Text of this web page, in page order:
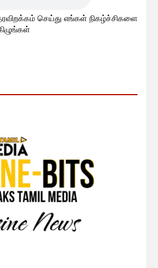
செய்து எங்கள் நிகழ்ச்சிகளை